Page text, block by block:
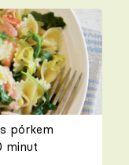
pórkem
minut